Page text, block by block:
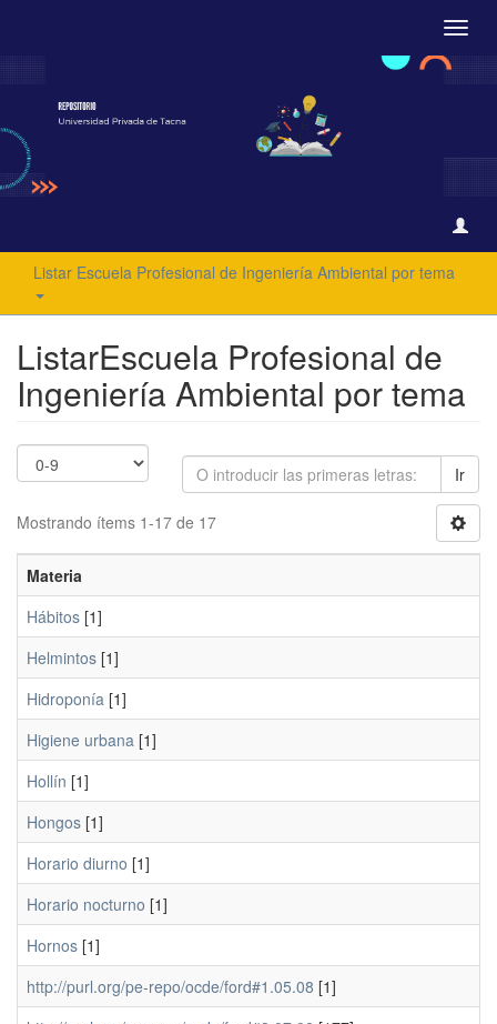
Listar Escuela Profesional de Ingeniería Ambiental por tema
ListarEscuela Profesional de
Ingeniería Ambiental por tema
Ir
Mostrando ítems 1-17 de 17
Materia
Hábitos [1]
Helmintos [1]
Hidroponía [1]
Higiene urbana [1]
Hollín [1]
Hongos [1]
Horario diurno [1]
Horario nocturno [1]
Hornos [1]
http://purl.org/pe-repo/ocde/ford#1.05.08 [1]